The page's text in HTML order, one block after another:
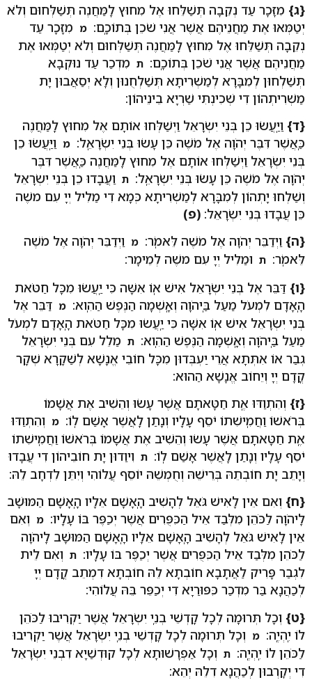
{ג} מִזָּכָר עַד נְקֵבָה תְּשַׁלֵּחוּ אֶל מִחוּץ לַֽמַּחֲנֶה תְּשַׁלְּחוּם וְלֹא
יְטַמְּאוּ אֶת מַחֲנֵיהֶם אֲשֶׁר אֲנִי שֹׁכֵן בְּתוֹכָֽם: מ מִזָּכָר עַד
נְקֵבָה תְּשַׁלֵּחוּ אֶל מִחוּץ לַֽמַּחֲנֶה תְּשַׁלְּחוּם וְלֹא יְטַמְּאוּ אֶת
מַחֲנֵיהֶם אֲשֶׁר אֲנִי שֹׁכֵן בְּתוֹכָֽם: ת מִדְכַר עַד נוּקְבָא
תְּשַׁלְחוּן לְמִבָּרָא לְמַשְׁרִיתָא תְּשַׁלְחֻנוּן וְלָא יְסַאֲבוּן יָת
מַשְׁרִיתְהוֹן דִי שְׁכִינְתִּי שַׁרְיָא בֵינֵיהוֹן:
{ד} וַיַּֽעֲשׂוּ כֵן בְּנֵי יִשְׂרָאֵל וַיְשַׁלְּחוּ אוֹתָם אֶל מִחוּץ לַֽמַּחֲנֶה
כַּֽאֲשֶׁר דִּבֶּר יְהֹוָה אֶל מֹשֶׁה כֵּן עָשׂוּ בְּנֵי יִשְׂרָאֵֽל: מ וַיַּֽעֲשׂוּ כֵן
בְּנֵי יִשְׂרָאֵל וַיְשַׁלְּחוּ אוֹתָם אֶל מִחוּץ לַֽמַּחֲנֶה כַּֽאֲשֶׁר דִּבֶּר
יְהֹוָה אֶל מֹשֶׁה כֵּן עָשׂוּ בְּנֵי יִשְׂרָאֵֽל: ת וַעֲבָדוּ כֵן בְּנֵי יִשְׂרָאֵל
וְשַׁלְחוּ יָתְהוֹן לְמִבָּרָא לְמַשְׁרִיתָא כְּמָא דִי מַלִיל יְיָ עִם משֶׁה
כֵּן עֲבָדוּ בְּנֵי יִשְׂרָאֵל: (פ)
{ה} וַיְדַבֵּר יְהֹוָה אֶל מֹשֶׁה לֵּאמֹֽר: מ וַיְדַבֵּר יְהֹוָה אֶל מֹשֶׁה
לֵּאמֹֽר: ת וּמַלִיל יְיָ עִם משֶׁה לְמֵימָר:
{ו} דַּבֵּר אֶל בְּנֵי יִשְׂרָאֵל אִישׁ אֽוֹ אִשָּׁה כִּי יַֽעֲשׂוּ מִכָּל חַטֹּאת
הָֽאָדָם לִמְעֹל מַעַל בַּֽיהֹוָה וְאָֽשְׁמָה הַנֶּפֶשׁ הַהִֽוא: מ דַּבֵּר אֶל
בְּנֵי יִשְׂרָאֵל אִישׁ אֽוֹ אִשָּׁה כִּי יַֽעֲשׂוּ מִכָּל חַטֹּאת הָֽאָדָם לִמְעֹל
מַעַל בַּֽיהֹוָה וְאָֽשְׁמָה הַנֶּפֶשׁ הַהִֽוא: ת מַלֵל עִם בְּנֵי יִשְׂרָאֵל
גְבַר אוֹ אִתְּתָא אֲרֵי יַעְבְּדוּן מִכָּל חוֹבֵי אֱנָשָׁא לְשַׁקָרָא שְׁקָר
קֳדָם יְיָ וְיֵחוֹב אֱנָשָׁא הַהוּא:
{ז} וְהִתְוַדּוּ אֶֽת חַטָּאתָם אֲשֶׁר עָשׂוּ וְהֵשִׁיב אֶת אֲשָׁמוֹ
בְּרֹאשׁוֹ וַחֲמִֽישִׁתוֹ יֹסֵף עָלָיו וְנָתַן לַֽאֲשֶׁר אָשַׁם לֽוֹ: מ וְהִתְוַדּוּ
אֶֽת חַטָּאתָם אֲשֶׁר עָשׂוּ וְהֵשִׁיב אֶת אֲשָׁמוֹ בְּרֹאשׁוֹ וַחֲמִֽישִׁתוֹ
יֹסֵף עָלָיו וְנָתַן לַֽאֲשֶׁר אָשַׁם לֽוֹ: ת וִיוַדוּן יָת חוֹבֵיהוֹן דִי עֲבָדוּ
וְיָתֵב יָת חוֹבְתֵהּ בְּרֵישֵׁהּ וְחֻמְשֵׁהּ יוֹסֵף עֲלוֹהִי וְיִתֵּן לִדְחָב לֵהּ:
{ח} וְאִם אֵין לָאִישׁ גֹּאֵל לְהָשִׁיב הָֽאָשָׁם אֵלָיו הָֽאָשָׁם הַמּוּשָׁב
לַֽיהֹוָה לַכֹּהֵן מִלְּבַד אֵיל הַכִּפֻּרִים אֲשֶׁר יְכַפֶּר בּוֹ עָלָֽיו: מ וְאִם
אֵין לָאִישׁ גֹּאֵל לְהָשִׁיב הָֽאָשָׁם אֵלָיו הָֽאָשָׁם הַמּוּשָׁב לַֽיהֹוָה
לַכֹּהֵן מִלְּבַד אֵיל הַכִּפֻּרִים אֲשֶׁר יְכַפֶּר בּוֹ עָלָֽיו: ת וְאִם לֵית
לִגְבַר פָּרִיק לַאֲתָבָא חוֹבְתָא לֵהּ חוֹבְתָא דִמְתֵב קֳדָם יְיָ
לְכַהֲנָא בַּר מִדְכַר כִּפּוּרַיָא דִי יְכַפֵּר בֵּהּ עֲלוֹהִי:
{ט} וְכָל תְּרוּמָה לְכָל קָדְשֵׁי בְנֵֽי יִשְׂרָאֵל אֲשֶׁר יַקְרִיבוּ לַכֹּהֵן
לוֹ יִֽהְיֶֽה: מ וְכָל תְּרוּמָה לְכָל קָדְשֵׁי בְנֵֽי יִשְׂרָאֵל אֲשֶׁר יַקְרִיבוּ
לַכֹּהֵן לוֹ יִֽהְיֶֽה: ת וְכָל אַפְרָשׁוּתָא לְכָל קוּדְשַׁיָא דִבְנֵי יִשְׂרָאֵל
דִי יְקָרְבוּן לְכַהֲנָא דִלֵהּ יְהֵא: